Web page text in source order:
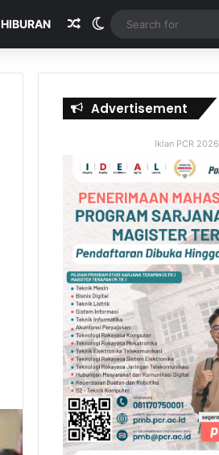
HIBURAN Random Article
Switch skin
Advertisement
Iklan PCR 2026